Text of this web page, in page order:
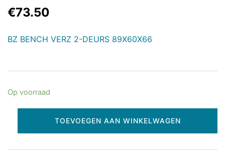
€73.50
BZ BENCH VERZ 2-DEURS 89X60X66
Op voorraad
TOEVOEGEN AAN WINKELWAGEN